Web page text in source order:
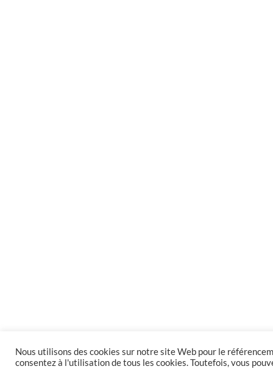
Nous utilisons des cookies sur notre site Web pour le
consentez à l'utilisation de tous les cookies. Toutefois, vous